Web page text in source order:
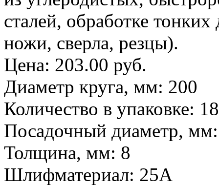
сталей, обработке
ножи, сверла, резцы).
Цена: 203.00 руб.
Диаметр круга, мм: 200
Количество в упаковке: 18
Посадочный диаметр, мм
Толщина, мм: 8
Шлифматериал: 25A